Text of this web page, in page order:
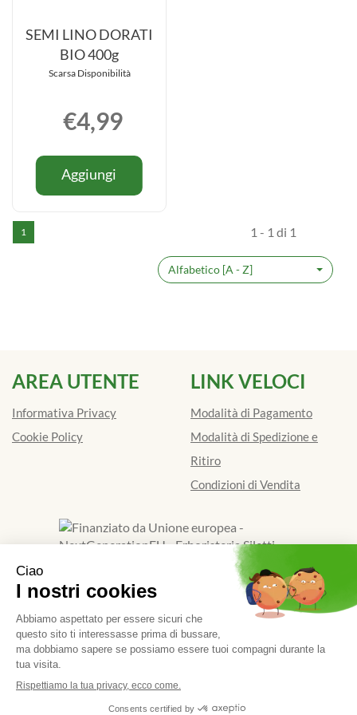
SEMI LINO DORATI
BIO 400g
Scarsa Disponibilità
€4,99
Aggiungi
LINO
carrello
Informazioni
LINO
1 1 - 1 di 1
Alfabetico [A - Z]
AREA UTENTE
Informativa Privacy
Cookie Policy
LINK VELOCI
Modalità di Pagamento
Modalità di Spedizione e
Ritiro
Condizioni di Vendita
Finanziato dall'Unione europea - Next Generation EU
Erboristeria Siletti Dott.Ssa Renata- Via Galimberti 39/D
13900 Biella (BI) |Tel.: 015401841 | P.Iva: 01924520024 |